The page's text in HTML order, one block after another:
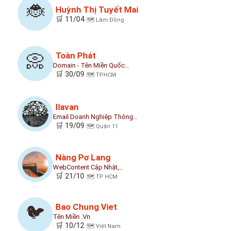
🐞 Huỳnh Thị Tuyết Mai
🛒 11/04 🗺️ Lâm Đồng
📀 Toàn Phát
Domain - Tên Miền Quốc…
🛒 30/09 🗺️ TPHCM
Ilavan
Email Doanh Nghiệp Thông…
🛒 19/09 🗺️ Quận 11
Nàng Pơ Lang
WebContent Cập Nhật,…
🛒 21/10 🗺️ TP HCM
🐦 Bao Chung Viet
Tên Miền .vn
🛒 10/12 🗺️ Việt Nam